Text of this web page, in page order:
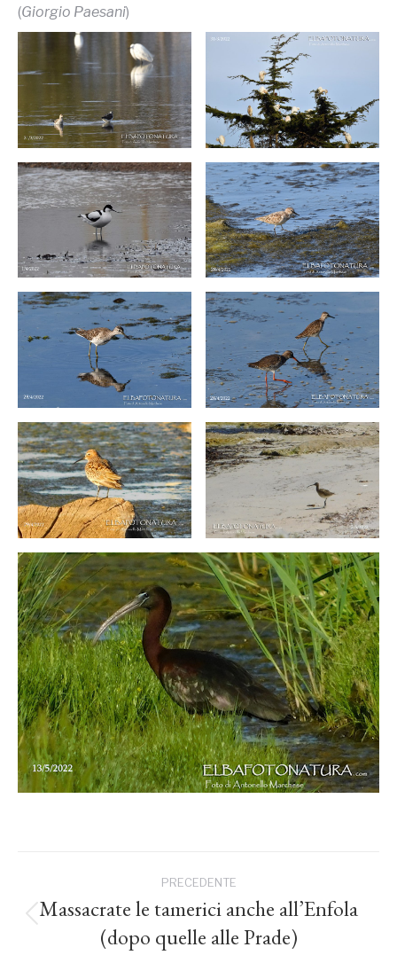
(Giorgio Paesani)
tra
PRECEDENTE
precedente:
Massacrate le tamerici anche all’Enfola
(dopo quelle alle Prade)